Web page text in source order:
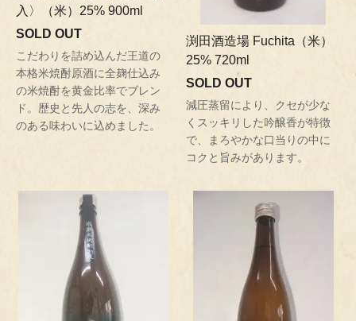
入〉（米）25% 900ml
SOLD OUT
こだわりを詰め込んだ王道の
本格米焼酎原酒に全麹仕込み
の米焼酎を黄金比率でブレン
ド。歴史と先人の志を、深み
のある味わいに込めました。
渕田酒造場 Fuchita（米）
25% 720ml
SOLD OUT
減圧蒸留により、クセが少な
くスッキリした吟醸香が特徴
で、まろやかな口当りの中に
コクと旨みがあります。